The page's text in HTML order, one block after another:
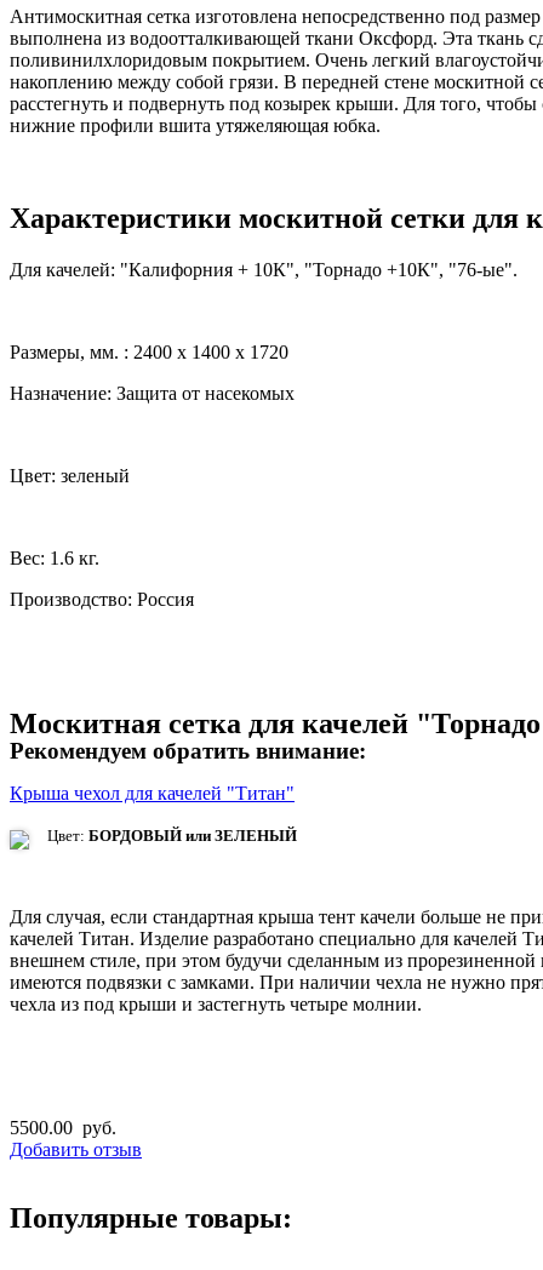
Антимоскитная сетка изготовлена непосредственно под
выполнена из водоотталкивающей ткани Оксфорд. Эта ткань
поливинилхлоридовым покрытием. Очень легкий
накоплению между собой грязи. В передней стене
расстегнуть и подвернуть под козырек крыши. Для того,
нижние профили вшита утяжеляющая юбка.
Характеристики москитной сетки для
Для качелей: "Калифорния + 10К", "Торнадо +10К", "76-ые".
Размеры, мм. : 2400 x 1400 x 1720
Назначение: Защита от насекомых
Цвет: зеленый
Вес: 1.6 кг.
Производство: Россия
Москитная сетка для качелей
Рекомендуем обратить внимание:
Крыша чехол для качелей "Титан"
Цвет: БОРДОВЫЙ или ЗЕЛЕНЫЙ
Для случая, если стандартная крыша тент качели больше не
качелей Титан. Изделие разработано специально для
внешнем стиле, при этом будучи сделанным из
имеются подвязки с замками. При наличии чехла не нужно
чехла из под крыши и застегнуть четыре молнии.
5500.00 руб.
Добавить отзыв
Популярные товары: